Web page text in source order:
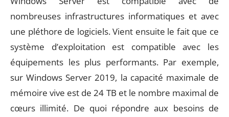
nombreuses infrastructures informatiques et avec
une pléthore de logiciels. Vient ensuite le fait que ce
système d’exploitation est compatible avec les
équipements les plus performants. Par exemple,
sur Windows Server 2019, la capacité maximale de
mémoire vive est de 24 TB et le nombre maximal de
cœurs illimité. De quoi répondre aux besoins de